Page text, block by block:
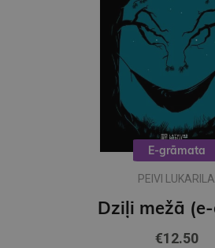
E-grāmata
PEIVI LUKARILA
€12.50